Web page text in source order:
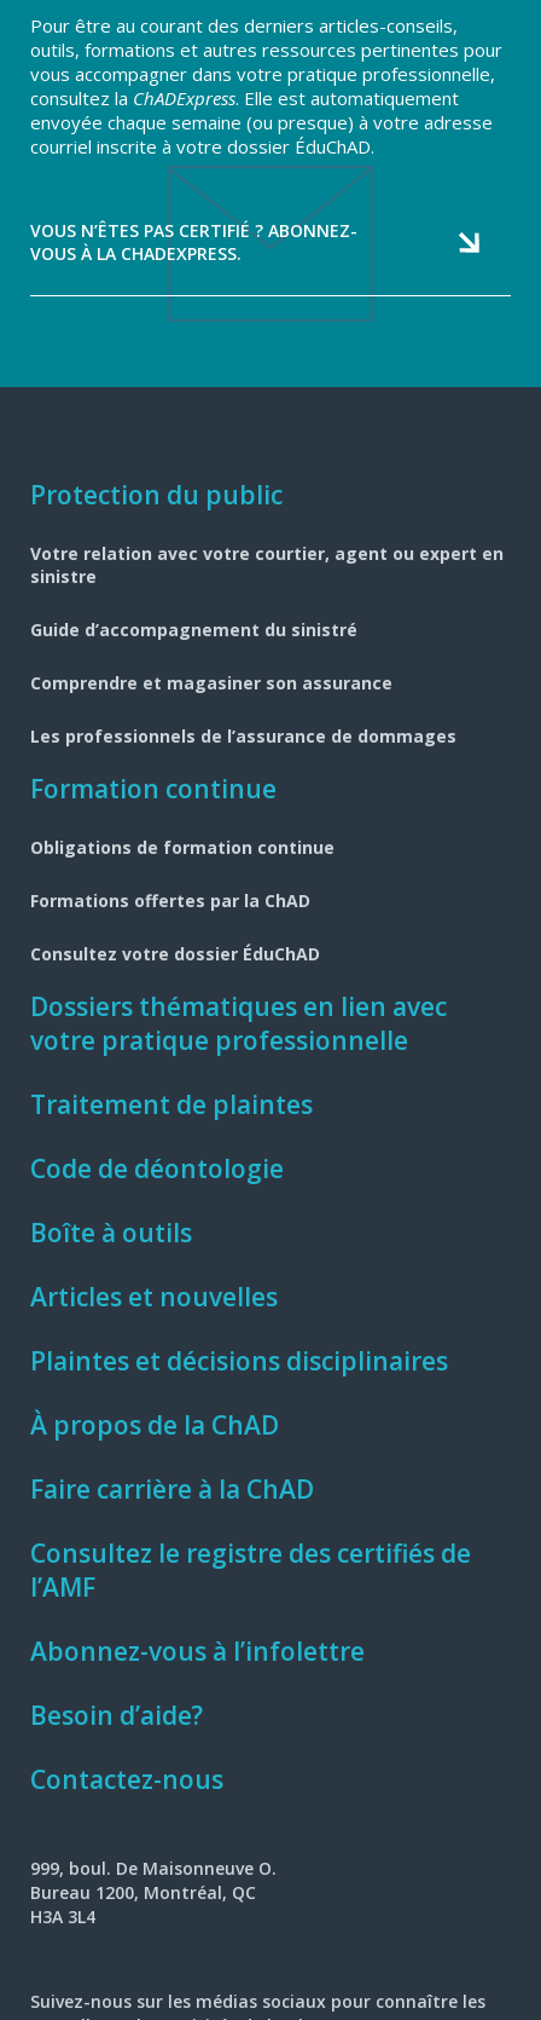
Pour être au courant des derniers articles-conseils,
outils, formations et autres ressources pertinentes pour
vous accompagner dans votre pratique professionnelle,
consultez la ChADExpress. Elle est automatiquement
envoyée chaque semaine (ou presque) à votre adresse
courriel inscrite à votre dossier ÉduChAD.
VOUS N’ÊTES PAS CERTIFIÉ ? ABONNEZ-
VOUS À LA CHADEXPRESS.
Navigation
pied
de
page
Protection du public
Votre relation avec votre courtier, agent ou expert en
sinistre
Guide d’accompagnement du sinistré
Comprendre et magasiner son assurance
Les professionnels de l’assurance de dommages
Formation continue
Obligations de formation continue
Formations offertes par la ChAD
Consultez votre dossier ÉduChAD
Dossiers thématiques en lien avec
votre pratique professionnelle
Traitement de plaintes
Code de déontologie
Boîte à outils
Articles et nouvelles
Plaintes et décisions disciplinaires
À propos de la ChAD
Faire carrière à la ChAD
Consultez le registre des certifiés de
l’AMF
Abonnez-vous à l’infolettre
Besoin d’aide?
Contactez-nous
999, boul. De Maisonneuve O.
Bureau 1200, Montréal, QC
H3A 3L4
Suivez-nous sur les médias sociaux pour connaître les